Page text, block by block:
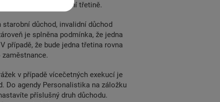
se připočítá k první třetině.
důchod, invalidní důchod
je splněna podmínka, že jedna
případě, že bude jedna třetina rovna
v případě vícečetných exekucí je
Do agendy Personalistika na záložku
příslušný druh důchodu.